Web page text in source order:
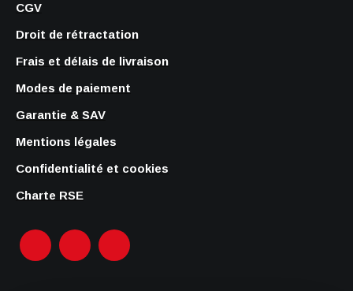
CGV
Droit de rétractation
Frais et délais de livraison
Modes de paiement
Garantie & SAV
Mentions légales
Confidentialité et cookies
Charte RSE